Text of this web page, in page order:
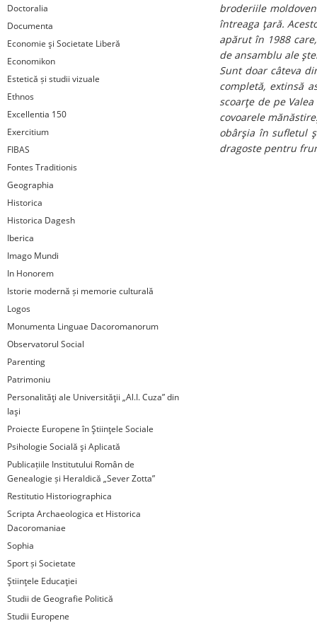
Doctoralia
Documenta
Economie şi Societate Liberă
Economikon
Estetică și studii vizuale
Ethnos
Excellentia 150
Exercitium
FIBAS
Fontes Traditionis
Geographia
Historica
Historica Dagesh
Iberica
Imago Mundi
In Honorem
Istorie modernă și memorie culturală
Logos
Monumenta Linguae Dacoromanorum
Observatorul Social
Parenting
Patrimoniu
Personalităţi ale Universităţii „Al.I. Cuza” din
Iaşi
Proiecte Europene în Ştiinţele Sociale
Psihologie Socială şi Aplicată
Publicațiile Institutului Român de
Genealogie și Heraldică „Sever Zotta”
Restitutio Historiographica
Scripta Archaeologica et Historica
Dacoromaniae
Sophia
Sport și Societate
Ştiinţele Educaţiei
Studii de Geografie Politică
Studii Europene
broderiile
întreaga ţară.
apărut în 1988
de ansamblu ale
Sunt doar câteva
completă, extinsă
scoarţe de pe
covoarele
obârşia în sufletul
dragoste pentru